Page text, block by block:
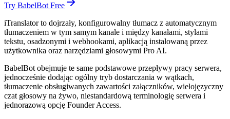
Try BabelBot Free
iTranslator to dojrzały, konfigurowalny tłumacz z automatycznym
tłumaczeniem w tym samym kanale i między kanałami, stylami
tekstu, osadzonymi i webhookami, aplikacją instalowaną przez
użytkownika oraz narzędziami głosowymi Pro AI.
BabelBot obejmuje te same podstawowe przepływy pracy serwera,
jednocześnie dodając ogólny tryb dostarczania w wątkach,
tłumaczenie obsługiwanych zawartości załączników, wielojęzyczny
czat głosowy na żywo, niestandardową terminologię serwera i
jednorazową opcję Founder Access.